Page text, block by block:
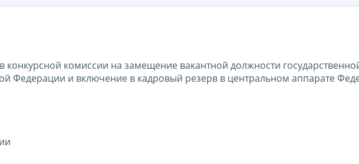
конкурсной комиссии на замещение вакантной должности
Федерации и включение в кадровый резерв в центральном аппарате